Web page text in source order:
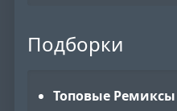
Подборки
Топовые Ремиксы